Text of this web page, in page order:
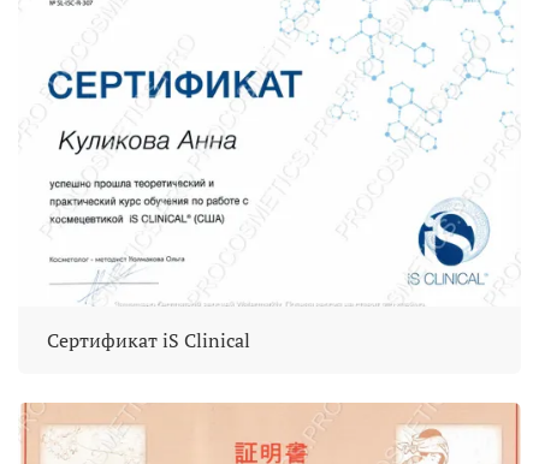
Сертификат iS Clinical